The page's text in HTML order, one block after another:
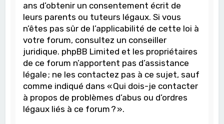
ans d’obtenir un consentement écrit de
leurs parents ou tuteurs légaux. Si vous
n’êtes pas sûr de l’applicabilité de cette loi à
votre forum, consultez un conseiller
juridique. phpBB Limited et les propriétaires
de ce forum n’apportent pas d’assistance
légale ; ne les contactez pas à ce sujet, sauf
comme indiqué dans « Qui dois-je contacter
à propos de problèmes d’abus ou d’ordres
légaux liés à ce forum ? ».